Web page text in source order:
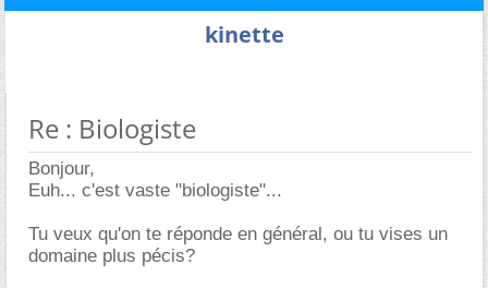
kinette
Re : Biologiste
Bonjour,
Euh... c'est vaste "biologiste"...
Tu veux qu'on te réponde en général, ou tu vises un
domaine plus pécis?